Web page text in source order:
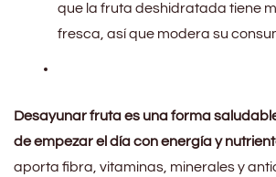
que la fruta deshidratada tiene
fresca, así que modera su
Desayunar fruta es una forma
de empezar el día con energía y
aporta fibra, vitaminas, minerales y